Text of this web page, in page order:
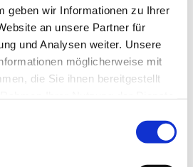
geben wir Informationen zu Ihrer
an unsere Partner für
und Analysen weiter. Unsere
möglicherweise mit
die Sie ihnen bereitgestellt